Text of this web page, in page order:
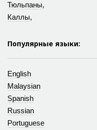
Тюльпаны,
Каллы,
Популярные языки:
English
Malaysian
Spanish
Russian
Portuguese